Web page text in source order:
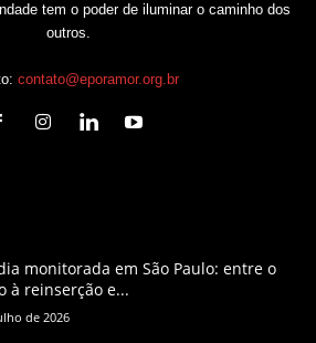
tem o poder de iluminar o caminho dos
outros.
contato@eporamor.org.br
monitorada em São Paulo: entre o
à reinserção e...
de 2026